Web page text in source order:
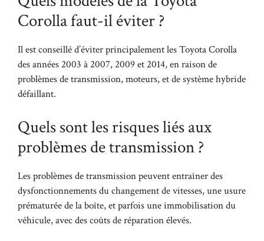
Corolla faut-il éviter ?
Il est conseillé d’éviter principalement les Toyota Corolla
des années 2003 à 2007, 2009 et 2014, en raison de
problèmes de transmission, moteurs, et de système hybride
défaillant.
Quels sont les risques liés aux
problèmes de transmission ?
Les problèmes de transmission peuvent entraîner des
dysfonctionnements du changement de vitesses, une usure
prématurée de la boîte, et parfois une immobilisation du
véhicule, avec des coûts de réparation élevés.